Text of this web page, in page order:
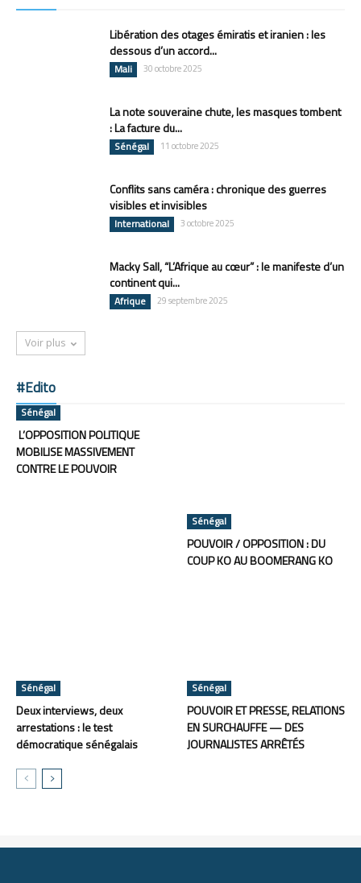
Libération des otages émiratis et iranien : les
dessous d’un accord...
Mali 30 octobre 2025
La note souveraine chute, les masques tombent
: La facture du...
Sénégal 11 octobre 2025
Conflits sans caméra : chronique des guerres
visibles et invisibles
International 3 octobre 2025
Macky Sall, “L’Afrique au cœur” : le manifeste d’un
continent qui...
Afrique 29 septembre 2025
Voir plus
#Edito
Sénégal
L’OPPOSITION POLITIQUE
MOBILISE MASSIVEMENT
CONTRE LE POUVOIR
Sénégal
POUVOIR / OPPOSITION : DU
COUP KO AU BOOMERANG KO
Sénégal
Deux interviews, deux
arrestations : le test
démocratique sénégalais
Sénégal
POUVOIR ET PRESSE, RELATIONS
EN SURCHAUFFE — DES
JOURNALISTES ARRÊTÉS